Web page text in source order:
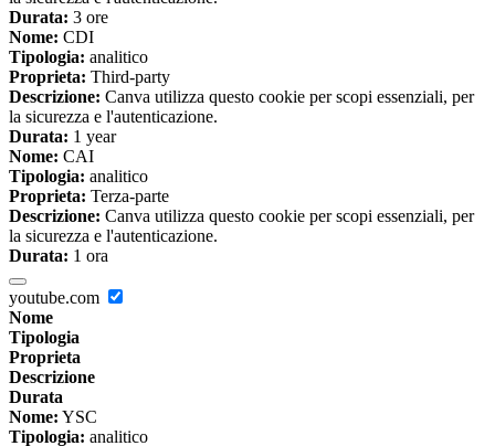
Durata: 3 ore
Nome: CDI
Tipologia: analitico
Proprieta: Third-party
Descrizione: Canva utilizza questo cookie per scopi essenziali, per
la sicurezza e l'autenticazione.
Durata: 1 year
Nome: CAI
Tipologia: analitico
Proprieta: Terza-parte
Descrizione: Canva utilizza questo cookie per scopi essenziali, per
la sicurezza e l'autenticazione.
Durata: 1 ora
youtube.com
Nome
Tipologia
Proprieta
Descrizione
Durata
Nome: YSC
Tipologia: analitico